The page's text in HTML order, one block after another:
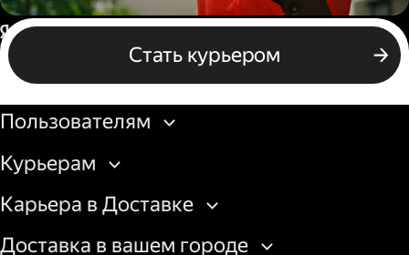
Пеший курьер
Стать курьером
Россия
Бизнесу
Пользователям
Курьерам
Карьера в Доставке
Доставка в вашем городе